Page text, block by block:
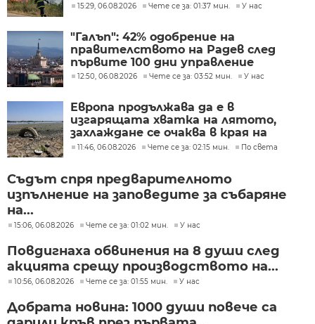
15:29, 06.08.2026 Чете се за: 01:37 мин. У нас
"Галъп": 42% одобрение на
правителството на Радев след
първите 100 дни управление
12:50, 06.08.2026 Чете се за: 03:52 мин. У нас
Европа продължава да е в
изгарящата хватка на лятото,
захлаждане се очаква в края на
седмицата
11:46, 06.08.2026 Чете се за: 02:15 мин. По света
Съдът спря предварителното
изпълнение на заповедите за събаряне
на...
15:06, 06.08.2026 Чете се за: 01:02 мин. У нас
Повдигнаха обвинения на 8 души след
акцията срещу производството на...
10:56, 06.08.2026 Чете се за: 01:55 мин. У нас
Добрата новина: 1000 души повече са